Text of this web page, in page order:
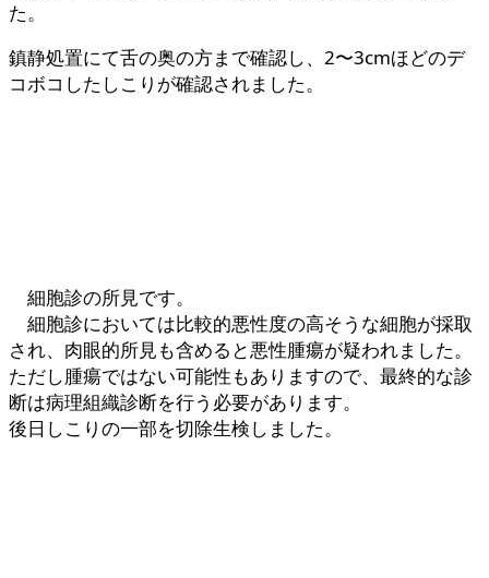
た。
鎮静処置にて舌の奥の方まで確認し、2〜3cmほどのデ
コボコしたしこりが確認されました。
細胞診の所見です。
細胞診においては比較的悪性度の高そうな細胞が採取
され、肉眼的所見も含めると悪性腫瘍が疑われました。
ただし腫瘍ではない可能性もありますので、最終的な診
断は病理組織診断を行う必要があります。
後日しこりの一部を切除生検しました。